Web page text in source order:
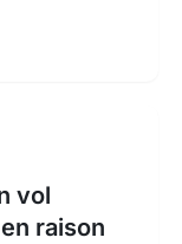
vol
raison